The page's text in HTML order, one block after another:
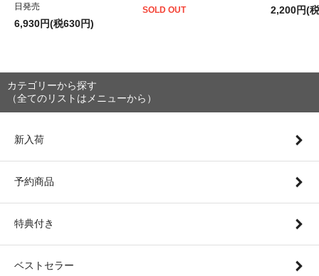
日発売
6,930円(税630円)
SOLD OUT
2,200円(
カテゴリーから探す
（全てのリストはメニューから）
新入荷
予約商品
特典付き
ベストセラー